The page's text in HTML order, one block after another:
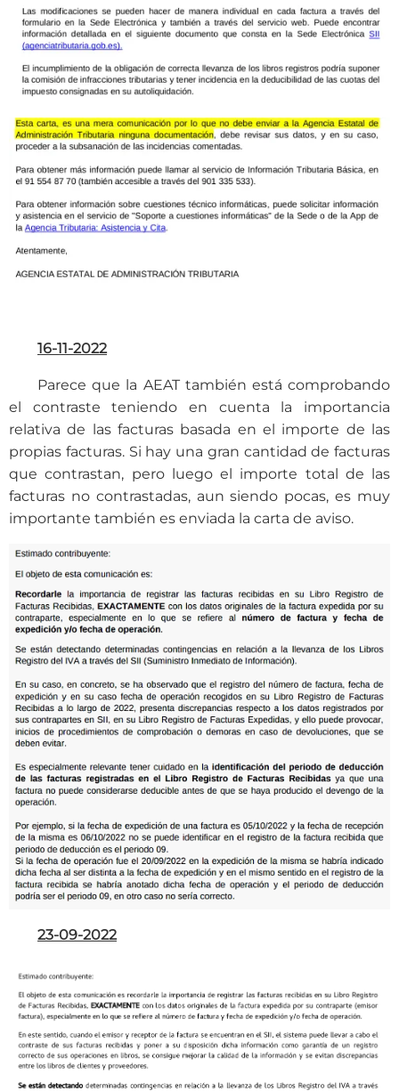
16-11-2022
Parece que la AEAT también está comprobando
el contraste teniendo en cuenta la importancia
relativa de las facturas basada en el importe de las
propias facturas. Si hay una gran cantidad de facturas
que contrastan, pero luego el importe total de las
facturas no contrastadas, aun siendo pocas, es muy
importante también es enviada la carta de aviso.
23-09-2022